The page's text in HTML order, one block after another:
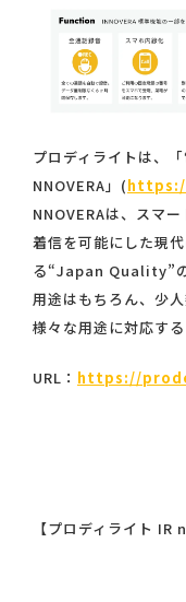
プロディライトは、
NNOVERA」(
NNOVERAは、スマ
着信を可能にした現
る“Japan Quality”の
用途はもちろん、少
様々な用途に対応する
URL： https://
【プロディライト IR